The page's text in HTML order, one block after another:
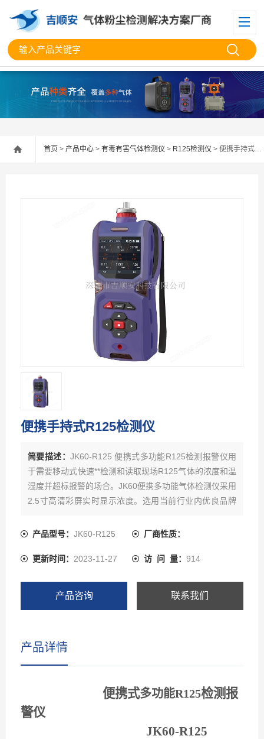
首页 > 产品中心 > 有毒有害气体检测仪 > R125检测仪 > 便携手持式R125检测仪
便携手持式R125检测仪
简要描述： JK60-R125 便携式多功能R125检测报警仪用
于需要移动式快速**检测和读取现场R125气体的浓度和温
湿度并超标报警的场合。JK60便携多功能气体检测仪采用
2.5寸高清彩屏实时显示浓度。选用当前行业内优良品牌
体传感器、瑞士高精度电容式数字温湿度传感器。JK60先
作**和外观**。JK60可以检测管道中或受限空间、大气环
类超过1000多种，还可以检测各种背景气体为氮气或氧气
产品型号： JK60-R125 厂商性质：
更新时间： 2023-11-27 访 问 量： 914
产品咨询 联系我们
产品详情
便携式多功能R125检测报
警仪
JK60-R125